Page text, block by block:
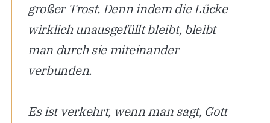
großer Trost. Denn indem die Lücke
wirklich unausgefüllt bleibt, bleibt
man durch sie miteinander
verbunden.
Es ist verkehrt, wenn man sagt, Gott